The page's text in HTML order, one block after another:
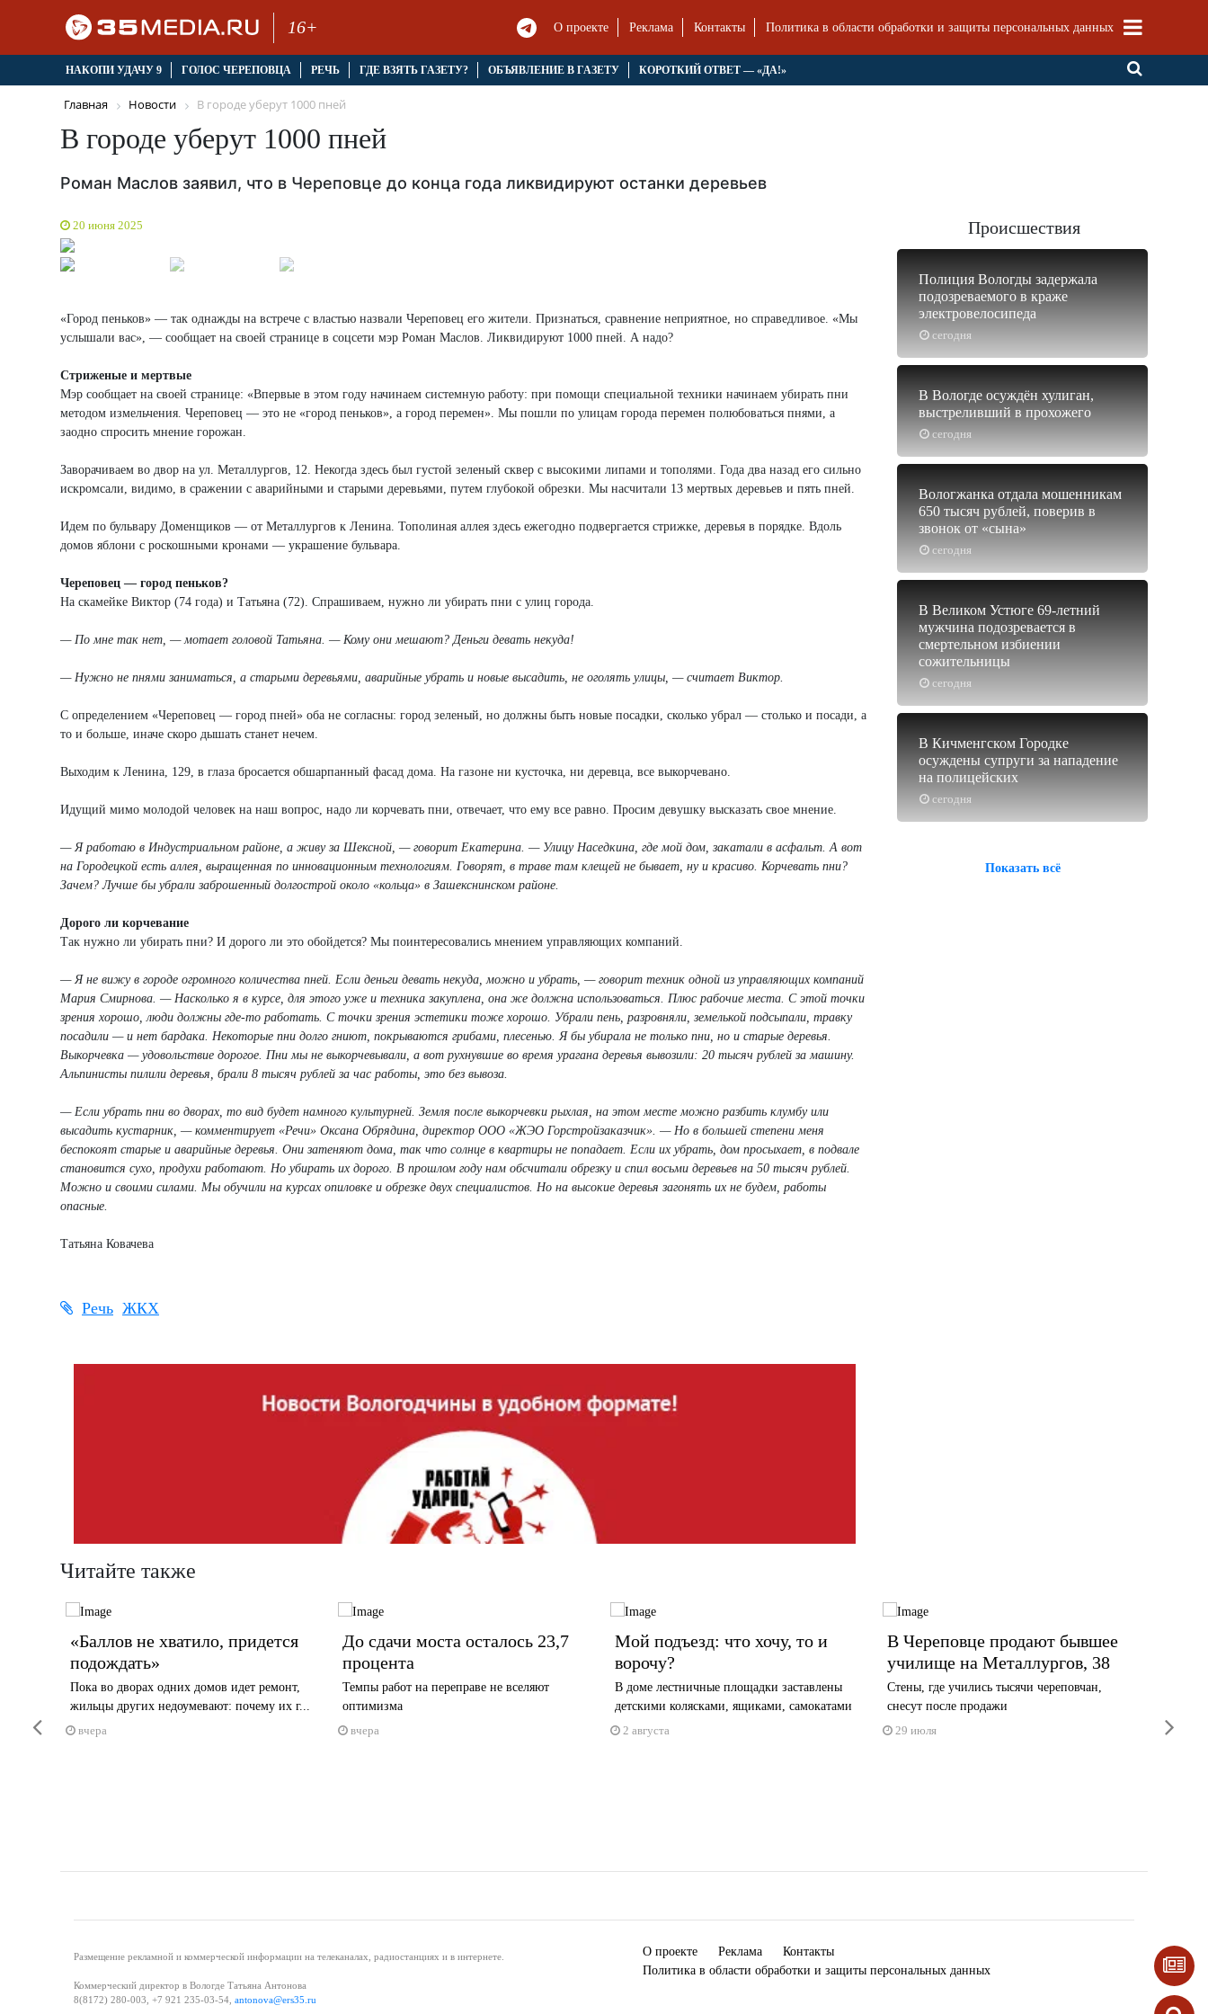
16+ О проекте Реклама Контакты Политика в области обработки и защиты персональных данных
НАКОПИ УДАЧУ 9 ГОЛОС ЧЕРЕПОВЦА РЕЧЬ ГДЕ ВЗЯТЬ ГАЗЕТУ? ОБЪЯВЛЕНИЕ В ГАЗЕТУ КОРОТКИЙ ОТВЕТ — «ДА!»
Главная Новости В городе уберут 1000 пней
В городе уберут 1000 пней
Роман Маслов заявил, что в Череповце до конца года ликвидируют останки деревьев
20 июня 2025
«Город пеньков» — так однажды на встрече с властью назвали Череповец его жители. Признаться, сравнение неприятное, но справедливое. «Мы
услышали вас», — сообщает на своей странице в соцсети мэр Роман Маслов. Ликвидируют 1000 пней. А надо?
Стриженые и мертвые
Мэр сообщает на своей странице: «Впервые в этом году начинаем системную работу: при помощи специальной техники начинаем убирать пни
методом измельчения. Череповец — это не «город пеньков», а город перемен». Мы пошли по улицам города перемен полюбоваться пнями, а
заодно спросить мнение горожан.
Заворачиваем во двор на ул. Металлургов, 12. Некогда здесь был густой зеленый сквер с высокими липами и тополями. Года два назад его сильно
искромсали, видимо, в сражении с аварийными и старыми деревьями, путем глубокой обрезки. Мы насчитали 13 мертвых деревьев и пять пней.
Идем по бульвару Доменщиков — от Металлургов к Ленина. Тополиная аллея здесь ежегодно подвергается стрижке, деревья в порядке. Вдоль
домов яблони с роскошными кронами — украшение бульвара.
Череповец — город пеньков?
На скамейке Виктор (74 года) и Татьяна (72). Спрашиваем, нужно ли убирать пни с улиц города.
— По мне так нет, — мотает головой Татьяна. — Кому они мешают? Деньги девать некуда!
— Нужно не пнями заниматься, а старыми деревьями, аварийные убрать и новые высадить, не оголять улицы, — считает Виктор.
С определением «Череповец — город пней» оба не согласны: город зеленый, но должны быть новые посадки, сколько убрал — столько и посади, а
то и больше, иначе скоро дышать станет нечем.
Выходим к Ленина, 129, в глаза бросается обшарпанный фасад дома. На газоне ни кусточка, ни деревца, все выкорчевано.
Идущий мимо молодой человек на наш вопрос, надо ли корчевать пни, отвечает, что ему все равно. Просим девушку высказать свое мнение.
— Я работаю в Индустриальном районе, а живу за Шексной, — говорит Екатерина. — Улицу Наседкина, где мой дом, закатали в асфальт. А вот
на Городецкой есть аллея, выращенная по инновационным технологиям. Говорят, в траве там клещей не бывает, ну и красиво. Корчевать пни?
Зачем? Лучше бы убрали заброшенный долгострой около «кольца» в Зашекснинском районе.
Дорого ли корчевание
Так нужно ли убирать пни? И дорого ли это обойдется? Мы поинтересовались мнением управляющих компаний.
— Я не вижу в городе огромного количества пней. Если деньги девать некуда, можно и убрать, — говорит техник одной из управляющих компаний
Мария Смирнова. — Насколько я в курсе, для этого уже и техника закуплена, она же должна использоваться. Плюс рабочие места. С этой точки
зрения хорошо, люди должны где-то работать. С точки зрения эстетики тоже хорошо. Убрали пень, разровняли, земелькой подсыпали, травку
посадили — и нет бардака. Некоторые пни долго гниют, покрываются грибами, плесенью. Я бы убирала не только пни, но и старые деревья.
Выкорчевка — удовольствие дорогое. Пни мы не выкорчевывали, а вот рухнувшие во время урагана деревья вывозили: 20 тысяч рублей за машину.
Альпинисты пилили деревья, брали 8 тысяч рублей за час работы, это без вывоза.
— Если убрать пни во дворах, то вид будет намного культурней. Земля после выкорчевки рыхлая, на этом месте можно разбить клумбу или
высадить кустарник, — комментирует «Речи» Оксана Обрядина, директор ООО «ЖЭО Горстройзаказчик». — Но в большей степени меня
беспокоят старые и аварийные деревья. Они затеняют дома, так что солнце в квартиры не попадает. Если их убрать, дом просыхает, в подвале
становится сухо, продухи работают. Но убирать их дорого. В прошлом году нам обсчитали обрезку и спил восьми деревьев на 50 тысяч рублей.
Можно и своими силами. Мы обучили на курсах опиловке и обрезке двух специалистов. Но на высокие деревья загонять их не будем, работы
опасные.
Татьяна Ковачева
Речь ЖКХ
Происшествия
сегодня
Полиция Вологды задержала
подозреваемого в краже
электровелосипеда
сегодня
В Вологде осуждён хулиган,
выстреливший в прохожего
сегодня
Вологжанка отдала мошенникам
650 тысяч рублей, поверив в
звонок от «сына»
сегодня
В Великом Устюге 69-летний
мужчина подозревается в
смертельном избиении
сожительницы
сегодня
В Кичменгском Городке
осуждены супруги за нападение
на полицейских
Показать всё
Читайте также
«Баллов не хватило, придется
подождать»
Пока во дворах одних домов идет ремонт,
жильцы других недоумевают: почему их г...
вчера
До сдачи моста осталось 23,7
процента
Темпы работ на переправе не вселяют
оптимизма
вчера
Мой подъезд: что хочу, то и
ворочу?
В доме лестничные площадки заставлены
детскими колясками, ящиками, самокатами
2 августа
В Череповце продают бывшее
училище на Металлургов, 38
Стены, где учились тысячи череповчан,
снесут после продажи
29 июля
29 июля
Размещение рекламной и коммерческой информации на телеканалах, радиостанциях и в интернете.
Коммерческий директор в Вологде Татьяна Антонова
8(8172) 280-003, +7 921 235-03-54, antonova@ers35.ru
О проекте Реклама
Контакты
Политика в области обработки и защиты персональных данных